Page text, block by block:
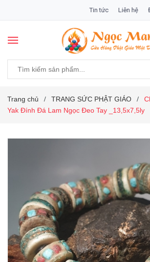
Tin tức Liên hệ
Trang chủ / TRANG SỨC PHẬT GIÁO /
Yak Đính Đá Lam Ngọc Đeo Tay _13,5x7,5ly